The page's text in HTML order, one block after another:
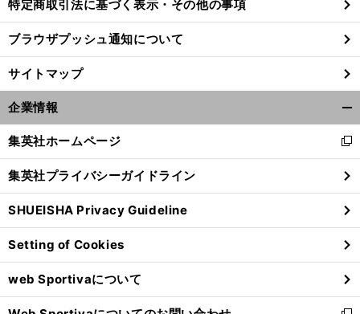
特定商取引法に基づく表示・その他の事項
ブラウザプッシュ通知について
サイトマップ
企業情報
閉
る
集英社ホームページ
新
し
い
ウ
ィ
ン
ド
ウ
で
開
集英社プライバシーガイドライン
SHUEISHA Privacy Guideline
Setting of Cookies
web Sportivaについて